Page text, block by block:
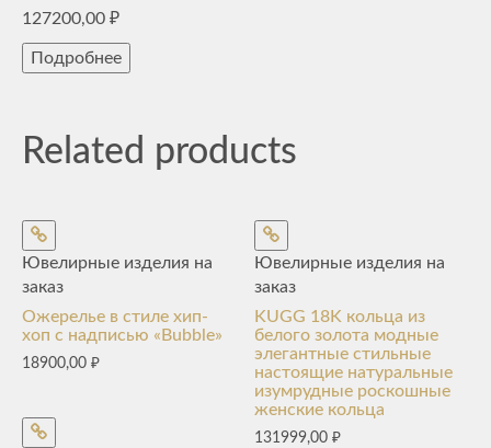
127200,00 ₽
Подробнее
Related products
Ювелирные изделия на
заказ
Ожерелье в стиле хип-
хоп с надписью «Bubble»
18900,00 ₽
Ювелирные изделия на
заказ
KUGG 18K кольца из
белого золота модные
элегантные стильные
настоящие натуральные
изумрудные роскошные
женские кольца
131999,00₽